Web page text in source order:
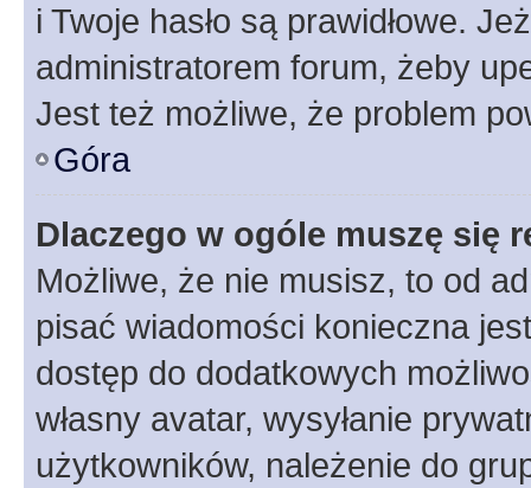
i Twoje hasło są prawidłowe.
administratorem forum, żeby
Jest też możliwe, że problem
Góra
Dlaczego w ogóle muszę się
Możliwe, że nie musisz, to od
pisać wiadomości konieczna
dostęp do dodatkowych
własny avatar, wysyłanie
użytkowników, należenie do